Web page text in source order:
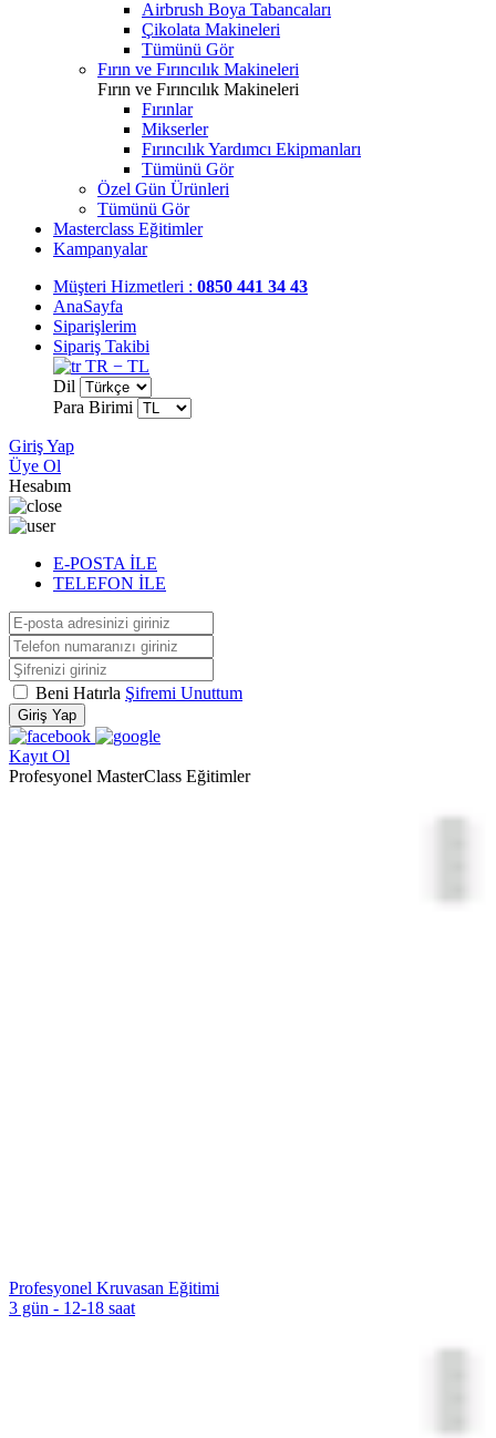
Airbrush Boya Tabancaları
Çikolata Makineleri
Tümünü Gör
Fırın ve Fırıncılık Makineleri
Fırın ve Fırıncılık Makineleri
Fırınlar
Mikserler
Fırıncılık Yardımcı Ekipmanları
Tümünü Gör
Özel Gün Ürünleri
Tümünü Gör
Masterclass Eğitimler
Kampanyalar
Müşteri Hizmetleri : 0850 441 34 43
AnaSayfa
Siparişlerim
Sipariş Takibi
TR − TL
Dil
Para Birimi
Giriş Yap
Üye Ol
Hesabım
E-POSTA İLE
TELEFON İLE
Beni Hatırla Şifremi Unuttum
Giriş Yap
Kayıt Ol
Profesyonel MasterClass Eğitimler
Profesyonel Kruvasan Eğitimi
3 gün - 12-18 saat